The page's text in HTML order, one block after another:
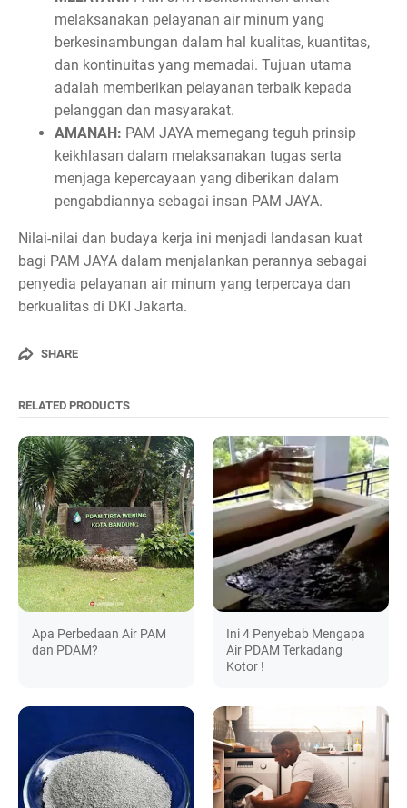
melaksanakan pelayanan air minum yang
berkesinambungan dalam hal kualitas, kuantitas,
dan kontinuitas yang memadai. Tujuan utama
adalah memberikan pelayanan terbaik kepada
pelanggan dan masyarakat.
AMANAH: PAM JAYA memegang teguh prinsip
keikhlasan dalam melaksanakan tugas serta
menjaga kepercayaan yang diberikan dalam
pengabdiannya sebagai insan PAM JAYA.
Nilai-nilai dan budaya kerja ini menjadi landasan kuat
bagi PAM JAYA dalam menjalankan perannya sebagai
penyedia pelayanan air minum yang terpercaya dan
berkualitas di DKI Jakarta.
SHARE
RELATED PRODUCTS
Apa Perbedaan Air PAM
dan PDAM?
Ini 4 Penyebab Mengapa
Air PDAM Terkadang
Kotor !